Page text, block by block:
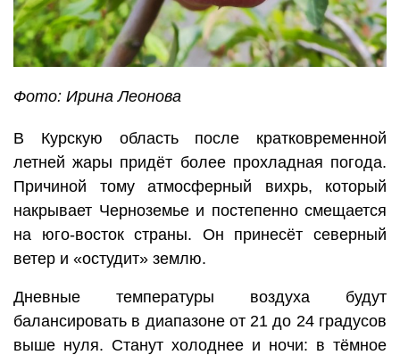
Фото: Ирина Леонова
В Курскую область после кратковременной
летней жары придёт более прохладная погода.
Причиной тому атмосферный вихрь, который
накрывает Черноземье и постепенно смещается
на юго-восток страны. Он принесёт северный
ветер и «остудит» землю.
Дневные температуры воздуха будут
балансировать в диапазоне от 21 до 24 градусов
выше нуля. Станут холоднее и ночи: в тёмное